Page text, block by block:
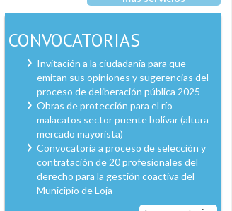
CONVOCATORIAS
Invitación a la ciudadanía para que
emitan sus opiniones y sugerencias del
proceso de deliberación pública 2025
Obras de protección para el río
malacatos sector puente bolívar (altura
mercado mayorista)
Convocatoria a proceso de selección y
contratación de 20 profesionales del
derecho para la gestión coactiva del
Municipio de Loja